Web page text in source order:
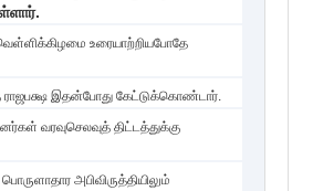
உரையாற்றியபோதே
ராஜபக்ஷ இதன்போது கேட்டுக்கொண்டார்.
வரவுசெலவுத் திட்டத்துக்கு
அபிவிருத்தியிலும்